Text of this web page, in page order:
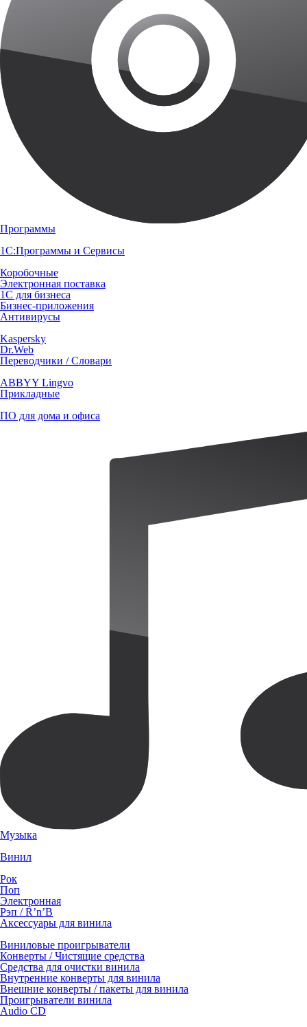
Программы
1С:Программы и Сервисы
Коробочные
Электронная поставка
1С для бизнеса
Бизнес-приложения
Антивирусы
Kaspersky
Dr.Web
Переводчики / Словари
ABBYY Lingvo
Прикладные
ПО для дома и офиса
Музыка
Винил
Рок
Поп
Электронная
Рэп / R’n’B
Аксессуары для винила
Виниловые проигрыватели
Конверты / Чистящие средства
Средства для очистки винила
Внутренние конверты для винила
Внешние конверты / пакеты для винила
Проигрыватели винила
Audio CD